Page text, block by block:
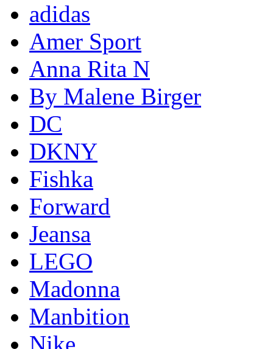
adidas
Amer Sport
Anna Rita N
By Malene Birger
DC
DKNY
Fishka
Forward
Jeansa
LEGO
Madonna
Manbition